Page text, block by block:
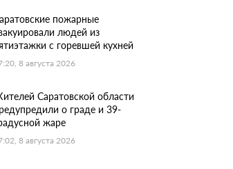
пожарные
людей из
с горевшей кухней
8 августа 2026
Саратовской области
о граде и 39-
жаре
8 августа 2026